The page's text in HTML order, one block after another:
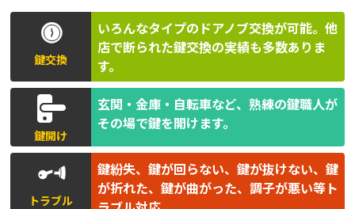
鍵交換
いろんなタイプのドアノブ交換が可能。他
店で断られた鍵交換の実績も多数ありま
す。
鍵開け
玄関・金庫・自転車など、熟練の鍵職人が
その場で鍵を開けます。
トラブル
鍵紛失、鍵が回らない、鍵が抜けない、鍵
が折れた、鍵が曲がった、調子が悪い等ト